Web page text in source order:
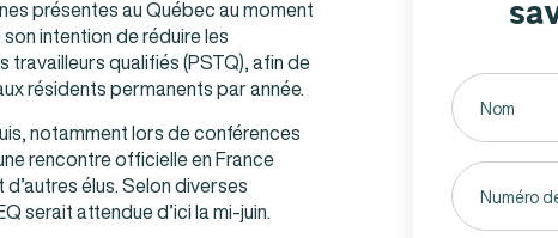
présentes au Québec au moment
intention de réduire les
qualifiés (PSTQ), afin de
résidents permanents par année.
notamment lors de conférences
rencontre officielle en France
élus. Selon diverses
serait attendue d’ici la mi-juin.
Untitled
(Nécessaire)
Phone